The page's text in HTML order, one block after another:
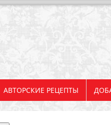
АВТОРСКИЕ РЕЦЕПТЫ